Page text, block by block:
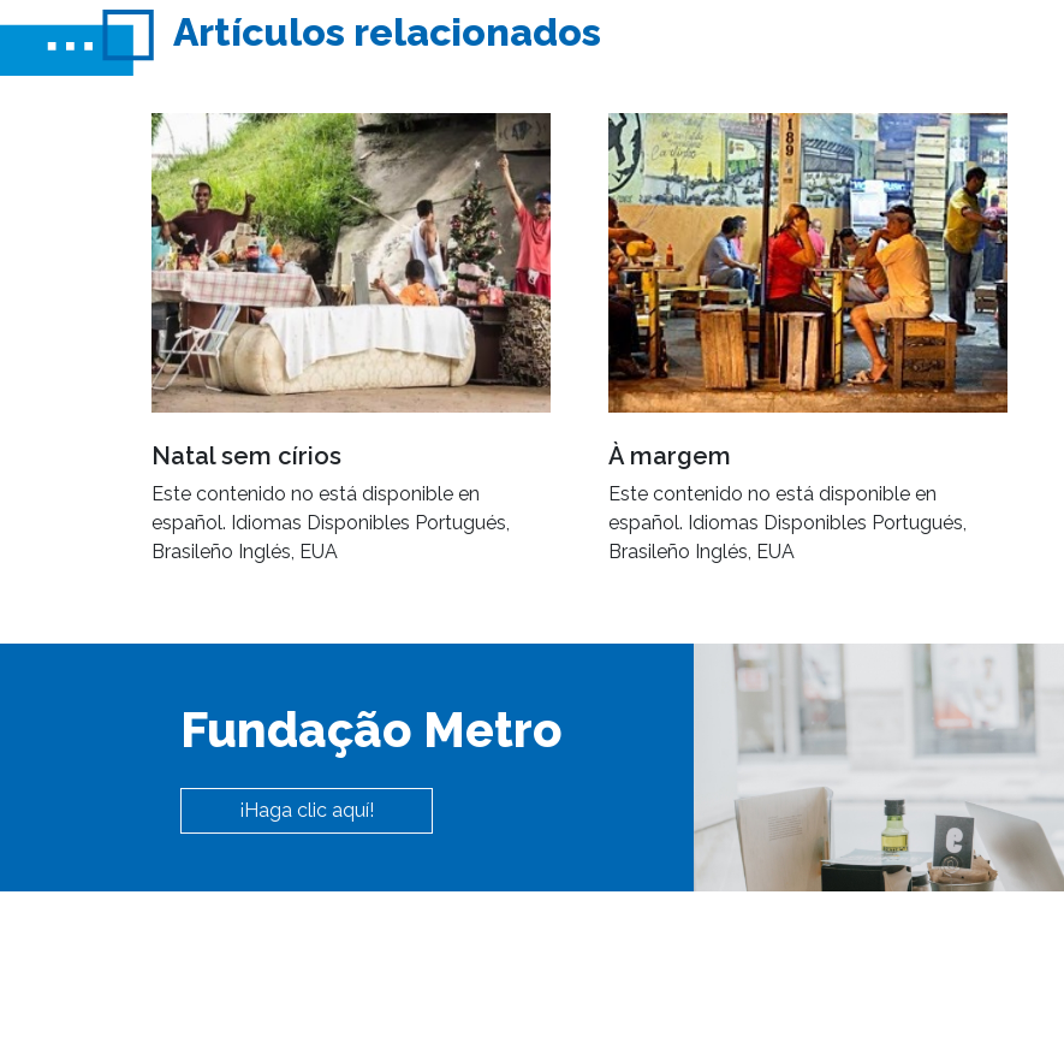
Artículos relacionados
Natal sem círios
Este contenido no está disponible en
español. Idiomas Disponibles Portugués,
Brasileño Inglés, EUA
À margem
Este contenido no está disponible en
español. Idiomas Disponibles Portugués,
Brasileño Inglés, EUA
Fundação Metro
¡Haga clic aquí!